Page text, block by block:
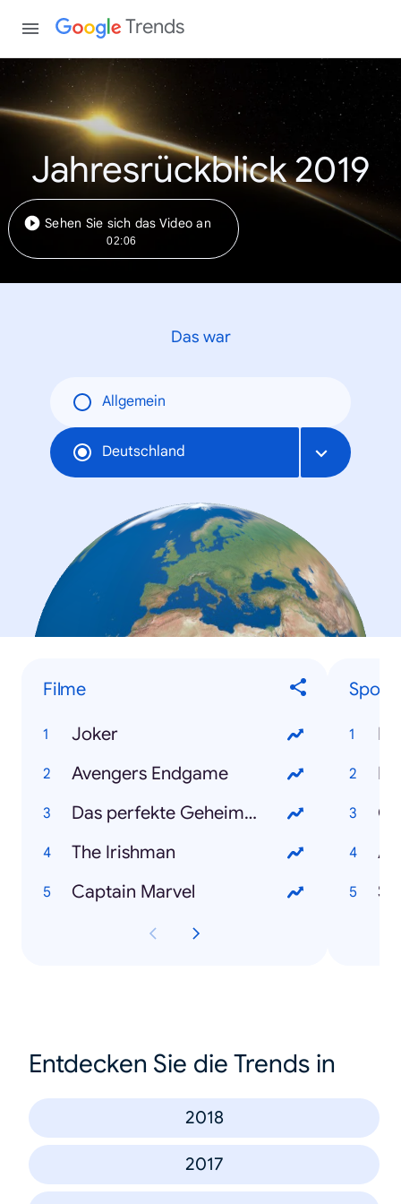
Trends
Jahresrückblick 2019
Sehen Sie sich das Video an
02:06
Das war
Allgemein
Deutschland
Filme
Joker
Avengers Endgame
Das perfekte Geheimnis
The Irishman
Captain Marvel
Entdecken Sie die Trends in
2018
2017